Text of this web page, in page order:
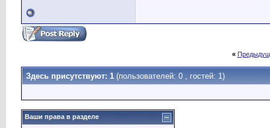
«
Здесь присутствуют: 1 (пользователей: 0 , гостей: 1)
Ваши права в разделе